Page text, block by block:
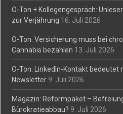
O-Ton + Kollegengespräch:
zur Verjährung 16. Juli 2026
O-Ton: Versicherung muss bei
Cannabis bezahlen 13. Juli 2026
O-Ton: LinkedIn-Kontakt bedeutet
Newsletter 9. Juli 2026
Magazin: Reformpaket –
Bürokratieabbau? 9. Juli 2026